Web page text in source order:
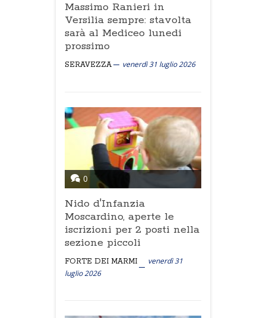
Massimo Ranieri in
Versilia sempre: stavolta
sarà al Mediceo lunedi
prossimo
SERAVEZZA venerdì 31 luglio 2026
0
Nido d'Infanzia
Moscardino, aperte le
iscrizioni per 2 posti nella
sezione piccoli
FORTE DEI MARMI
venerdì 31
luglio 2026